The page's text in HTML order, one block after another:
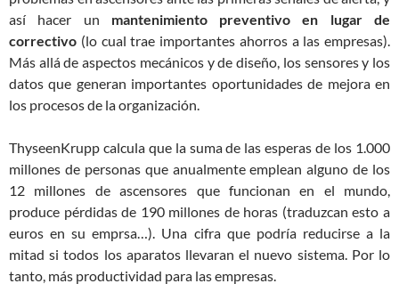
así hacer un mantenimiento preventivo en lugar de
correctivo (lo cual trae importantes ahorros a las empresas).
Más allá de aspectos mecánicos y de diseño, los sensores y los
datos que generan importantes oportunidades de mejora en
los procesos de la organización.
ThyseenKrupp calcula que la suma de las esperas de los 1.000
millones de personas que anualmente emplean alguno de los
12 millones de ascensores que funcionan en el mundo,
produce pérdidas de 190 millones de horas (traduzcan esto a
euros en su emprsa…). Una cifra que podría reducirse a la
mitad si todos los aparatos llevaran el nuevo sistema. Por lo
tanto, más productividad para las empresas.